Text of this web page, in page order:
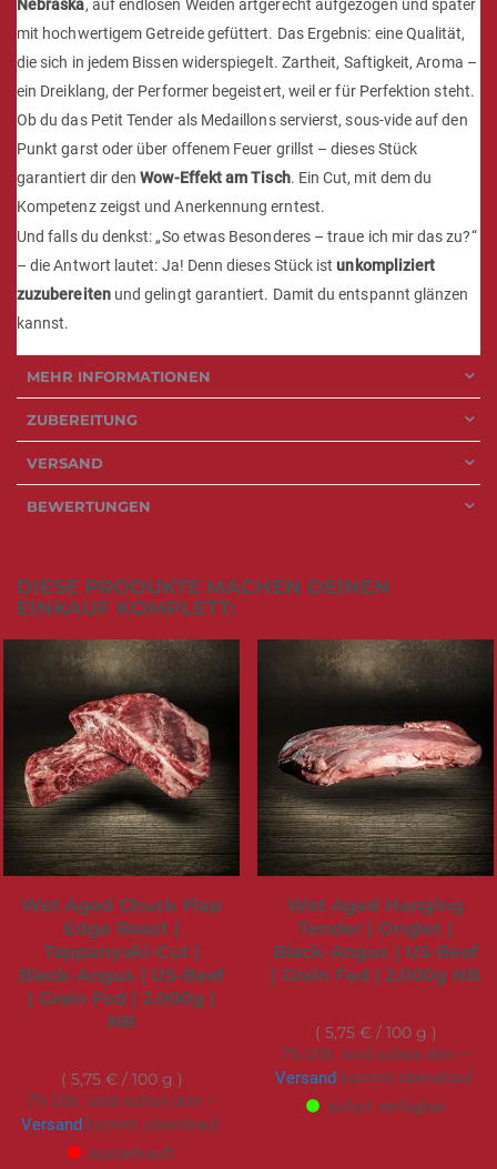
Nebraska, auf endlosen Weiden artgerecht aufgezogen und später
mit hochwertigem Getreide gefüttert. Das Ergebnis: eine Qualität,
die sich in jedem Bissen widerspiegelt. Zartheit, Saftigkeit, Aroma –
ein Dreiklang, der Performer begeistert, weil er für Perfektion steht.
Ob du das Petit Tender als Medaillons servierst, sous-vide auf den
Punkt garst oder über offenem Feuer grillst – dieses Stück
garantiert dir denWow-Effekt am Tisch. Ein Cut, mit dem du
Kompetenz zeigst und Anerkennung erntest.
Und falls du denkst: „So etwas Besonderes – traue ich mir das zu?“
– die Antwort lautet: Ja! Denn dieses Stück istunkompliziert
zuzubereitenund gelingt garantiert. Damit du entspannt glänzen
kannst.
MEHR INFORMATIONEN
ZUBEREITUNG
VERSAND
BEWERTUNGEN
DIESE PRODUKTE MACHEN DEINEN
EINKAUF KOMPLETT:
Wet Aged Chuck Flap
Edge Roast |
Teppanyaki-Cut |
Black-Angus | US-Beef
| Grain Fed | 2.000g |
NB
5,75 €/ 100 g
7% USt. sind schon drin –
Versand kommt obendrauf.
ausverkauft
Wet Aged Hanging
Tender | Onglet |
Black-Angus | US-Beef
| Grain Fed | 2.000g NB
5,75 €/ 100 g
7% USt. sind schon drin –
Versand kommt obendrauf.
sofort verfügbar